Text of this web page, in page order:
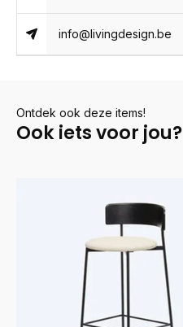
info@livingdesign.be
Ontdek ook deze items!
Ook iets voor jou?